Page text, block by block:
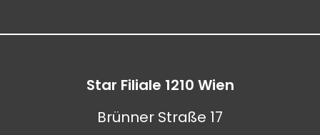
Star Filiale 1210 Wien
Brünner Straße 17